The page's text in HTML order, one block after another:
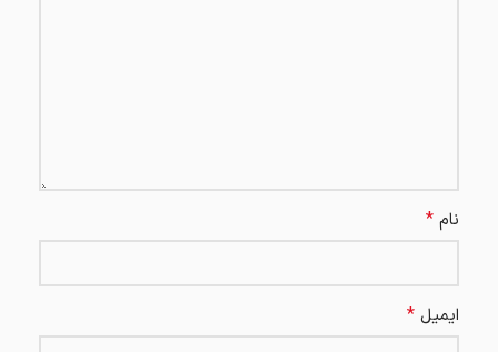
نام *
ایمیل *